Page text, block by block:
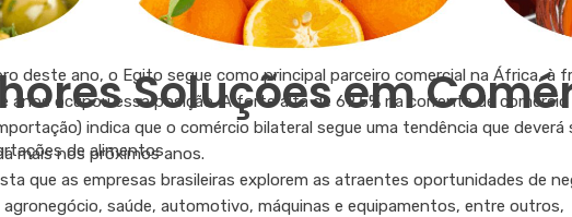
Soluções em
de alimentos
do brasil - 8 de novembro de 2022 10/11/2022 17:15:13
exportações crescendo 78,9% e as importações registrando uma alta de
deste ano, o Egito segue como principal parceiro comercial na África, à
anos ocupou essa posição. A forte alta de 69,5% na corrente de comércio
indica que o comércio bilateral segue uma tendência que deverá
mais nos próximos anos.
que as empresas brasileiras explorem as atraentes oportunidades de
saúde, automotivo, máquinas e equipamentos, entre outros,